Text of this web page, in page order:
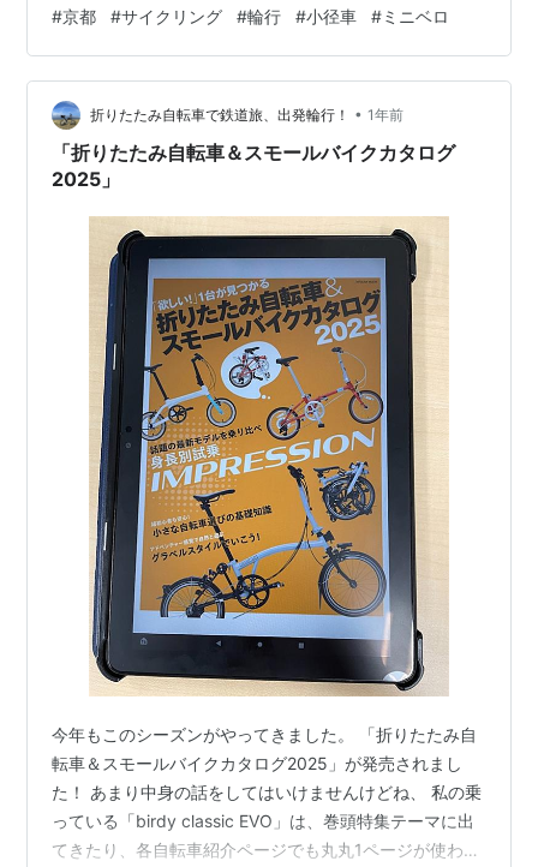
と、結局は鴨川沿いや、桂川沿いを走ることとなりま
す。そして、石畳になっていたり、舗装されていなかっ
たりと、小径車では大苦戦でした。これくらいの大きさ
なら、徒歩で十分かもしれません。 とはいえ、自転車と
絵になる写真が取れますね。 ランキング参加中自転車 Is
Kyoto a good place…
#京都 #サイクリング #輪行 #小径車 #ミニベロ
折りたたみ自転車で鉄道旅、出発輪行！ • 1年前
「折りたたみ自転車＆スモールバイクカタログ
2025」
今年もこのシーズンがやってきました。 「折りたたみ自
転車＆スモールバイクカタログ2025」が発売されまし
た！ あまり中身の話をしてはいけませんけどね、 私の乗
っている「birdy classic EVO」は、巻頭特集テーマに出
てきたり、各自転車紹介ページでも丸丸1ページが使われ